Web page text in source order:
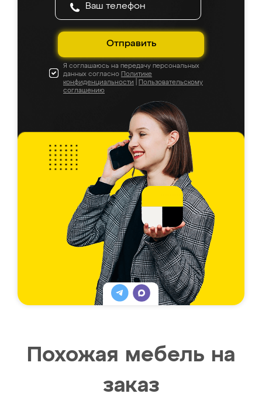
Отправить
Я соглашаюсь на передачу персональных
данных согласно Политике
конфиденциальности
Пользовательскому
соглашению
Похожая мебель на
заказ